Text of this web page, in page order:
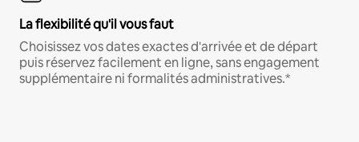
La flexibilité qu'il vous faut
Choisissez vos dates exactes d'arrivée et de départ
puis réservez facilement en ligne, sans engagement
supplémentaire ni formalités administratives.*